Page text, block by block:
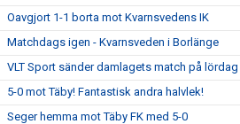
Oavgjort 1-1 borta mot Kvarnsvedens IK
Matchdags igen - Kvarnsveden i Borlänge
VLT Sport sänder damlagets match på lördag
5-0 mot Täby! Fantastisk andra halvlek!
Seger hemma mot Täby FK med 5-0